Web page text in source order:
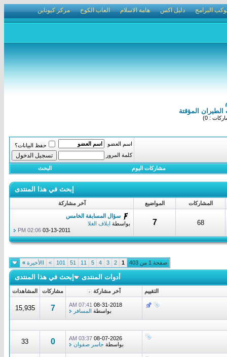
البرامج دليل اكس هامة الاسلام العاب الكوخ مركز كيوناين
المؤقتة
: 0)
اسم العضو
حفظ البيانات؟
كلمة المرور
مشاركات اليوم البحث
إبحث في هذا المنتدى
المشاركات المواضيع آخر مشاركة
68
7
سؤال المسابقة الخامس
بواسطة ايلاف الغلا
03-13-2011
02:06 PM
صفحة 1 من 403 1
2
3
4
5
11
51
101
> االأخيرة »
أدوات المنتدى إبحث في هذا المنتدى
التقييم آخر مشاركة مشاركات المشاهدات
08-31-2018
07:41 AM
بواسطة المسافر 7
15,935
08-07-2026
03:37 AM
بواسطة جاسر صفوان 0
33